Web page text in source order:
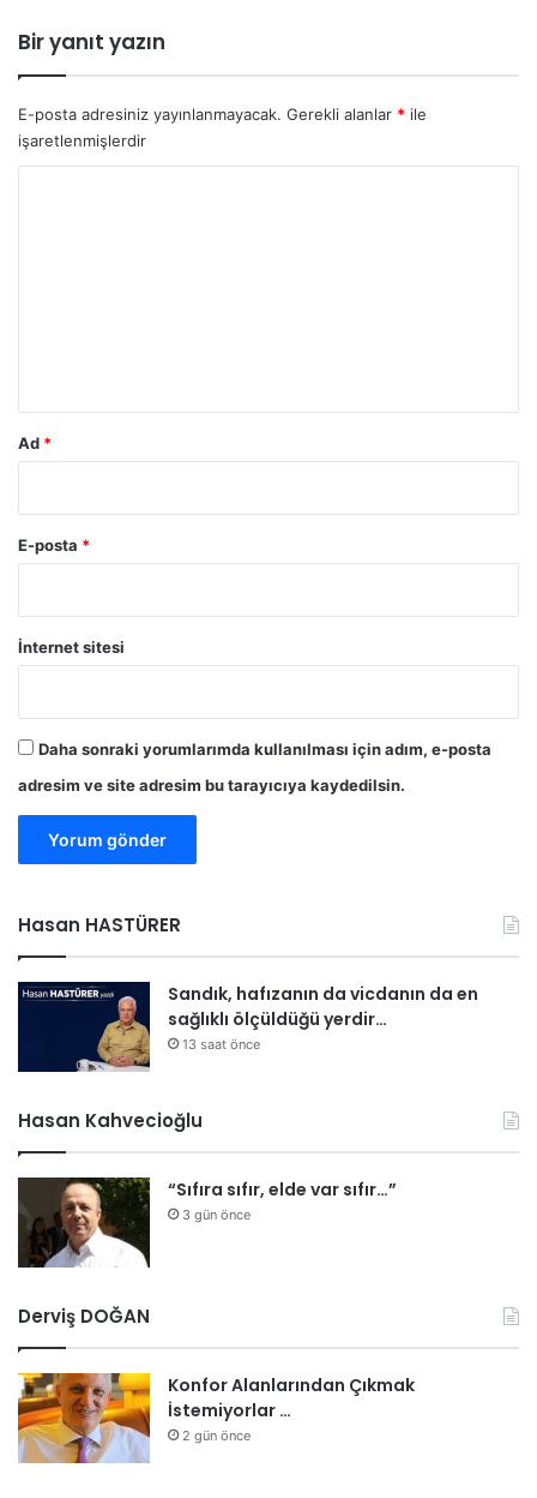
Bir yanıt yazın
E-posta adresiniz yayınlanmayacak. Gerekli alanlar * ile
işaretlenmişlerdir
Ad *
E-posta *
İnternet sitesi
Daha sonraki yorumlarımda kullanılması için adım, e-posta
adresim ve site adresim bu tarayıcıya kaydedilsin.
Hasan HASTÜRER
Sandık, hafızanın da vicdanın da en
sağlıklı ölçüldüğü yerdir…
13 saat önce
Hasan Kahvecioğlu
“Sıfıra sıfır, elde var sıfır…”
3 gün önce
Derviş DOĞAN
Konfor Alanlarından Çıkmak
İstemiyorlar …
2 gün önce